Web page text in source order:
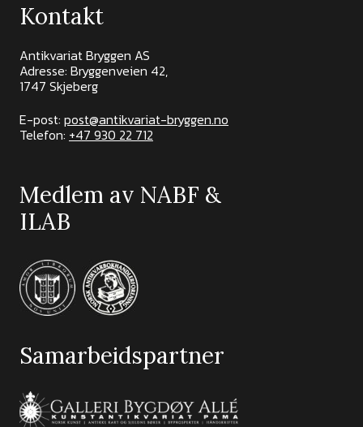
Kontakt
Antikvariat Bryggen AS
Adresse: Bryggenveien 42,
1747 Skjeberg
E-post: post@antikvariat-bryggen.no
Telefon: +47 930 22 712
Medlem av NABF &
ILAB
Samarbeidspartner